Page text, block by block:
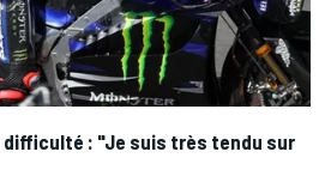
difficulté : "Je suis très tendu sur